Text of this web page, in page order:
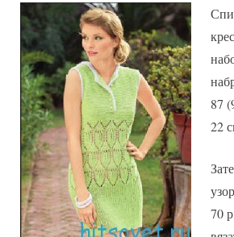
87
22
70